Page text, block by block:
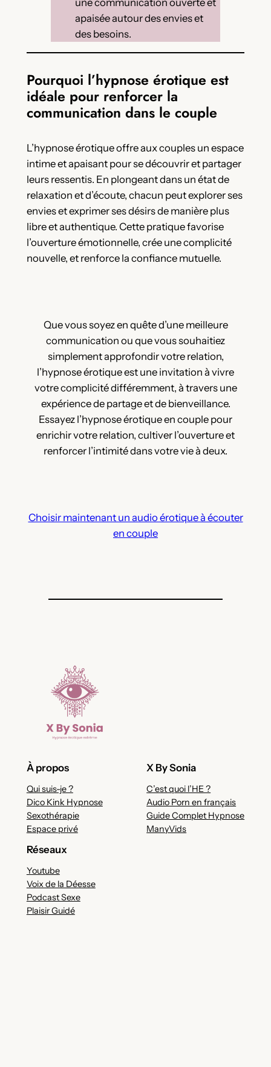
une communication ouverte et
apaisée autour des envies et
des besoins.
Pourquoi l’hypnose érotique est
idéale pour renforcer la
communication dans le couple
L’hypnose érotique offre aux couples un espace
intime et apaisant pour se découvrir et partager
leurs ressentis. En plongeant dans un état de
relaxation et d’écoute, chacun peut explorer ses
envies et exprimer ses désirs de manière plus
libre et authentique. Cette pratique favorise
l’ouverture émotionnelle, crée une complicité
nouvelle, et renforce la confiance mutuelle.
Que vous soyez en quête d’une meilleure
communication ou que vous souhaitiez
simplement approfondir votre relation,
l’hypnose érotique est une invitation à vivre
votre complicité différemment, à travers une
expérience de partage et de bienveillance.
Essayez l’hypnose érotique en couple pour
enrichir votre relation, cultiver l’ouverture et
renforcer l’intimité dans votre vie à deux.
Choisir maintenant un audio érotique à écouter
en couple
À propos
Qui suis-je ?
Dico Kink Hypnose
Sexothérapie
Espace privé
X By Sonia
C’est quoi l’HE ?
Audio Porn en français
Guide Complet Hypnose
ManyVids
Réseaux
Youtube
Voix de la Déesse
Podcast Sexe
Plaisir Guidé